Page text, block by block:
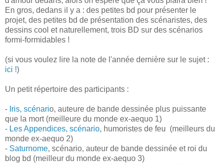
En gros, dedans il y a : des petites bd pour présenter le
projet, des petites bd de présentation des scénaristes, des
dessins cool et naturellement, trois BD sur des scénarios
formi-formidables !
(si vous voulez lire la note de l'année dernière sur le sujet :
ici !)
Un petit répertoire des participants :
- Iris, scénario, auteure de bande dessinée plus puissante
que la mort (meilleure du monde ex-aequo 1)
- Les Appendices, scénario, humoristes de feu (meilleurs du
monde ex-aequo 2)
- Saturnome, scénario, auteur de bande dessinée et roi du
blog bd (meilleur du monde ex-aequo 3)